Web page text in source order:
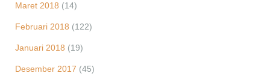
Maret 2018 (14)
Februari 2018 (122)
Januari 2018 (19)
Desember 2017 (45)